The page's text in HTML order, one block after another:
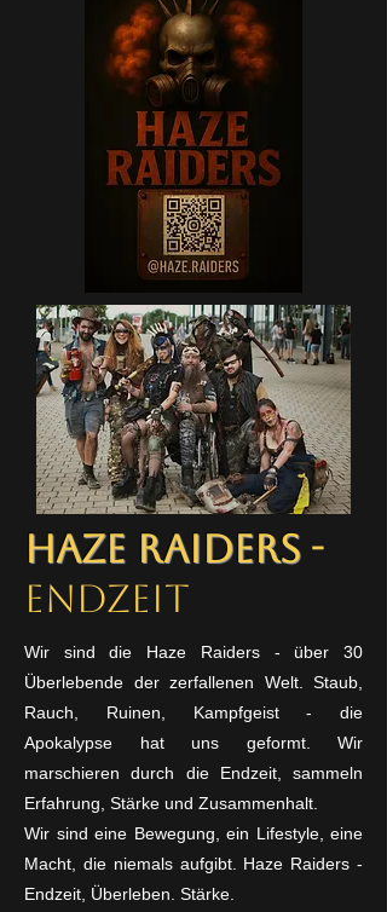
Haze Raiders-
Endzeit
Wir sind die Haze Raiders - über 30
Überlebende der zerfallenen Welt. Staub,
Rauch, Ruinen, Kampfgeist - die
Apokalypse hat uns geformt. Wir
marschieren durch die Endzeit, sammeln
Erfahrung, Stärke und Zusammenhalt.
Wir sind eine Bewegung, ein Lifestyle, eine
Macht, die niemals aufgibt. Haze Raiders -
Endzeit, Überleben. Stärke.